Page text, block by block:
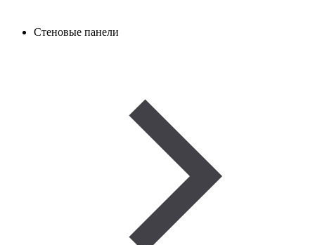
Стеновые панели